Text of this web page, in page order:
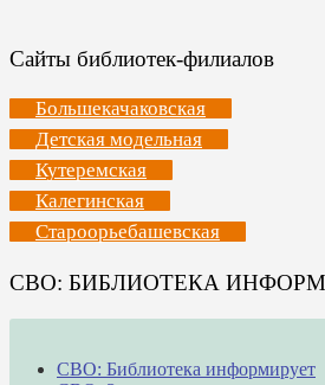
Сайты библиотек-филиалов
Большекачаковская
Детская модельная
Кутеремская
Калегинская
Староорьебашевская
СВО: БИБЛИОТЕКА
СВО: Библиотека информирует